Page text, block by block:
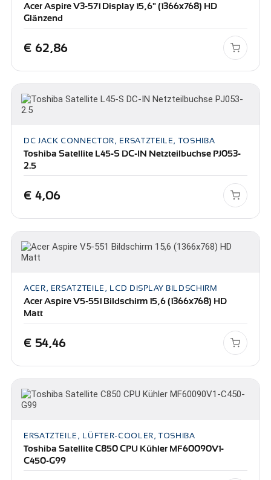
Acer Aspire V3-571 Display 15,6" (1366x768) HD
Glänzend
€ 62,86
DC JACK CONNECTOR, ERSATZTEILE, TOSHIBA
Toshiba Satellite L45-S DC-IN Netzteilbuchse PJ053-
2.5
€ 4,06
ACER, ERSATZTEILE, LCD DISPLAY BILDSCHIRM
Acer Aspire V5-551 Bildschirm 15,6 (1366x768) HD
Matt
€ 54,46
ERSATZTEILE, LÜFTER-COOLER, TOSHIBA
Toshiba Satellite C850 CPU Kühler MF60090V1-
C450-G99